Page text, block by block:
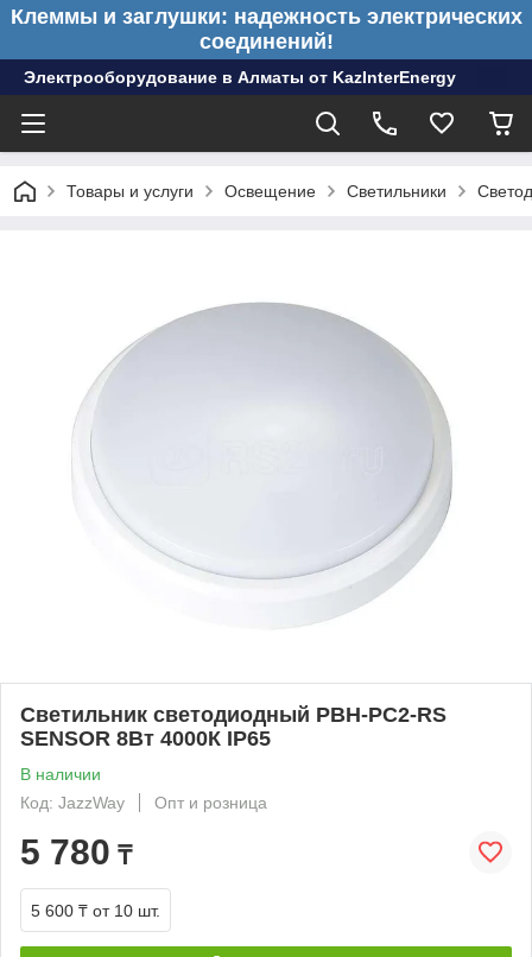
Клеммы и заглушки: надежность электрических
соединений!
Электрооборудование в Алматы от KazInterEnergy
Товары и услуги Освещение Светильники
Светильник светодиодный PBH-PC2-RS
SENSOR 8Вт 4000К IP65
В наличии
Код: JazzWay
Опт и розница
5 780 ₸
5 600 ₸ от 10 шт.